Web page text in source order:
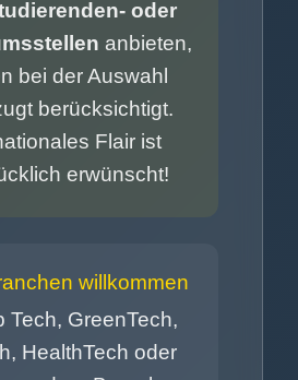
oder
anbieten,
bei der Auswahl
berücksichtigt.
Flair ist
erwünscht!
willkommen
Tech, GreenTech,
HealthTech oder